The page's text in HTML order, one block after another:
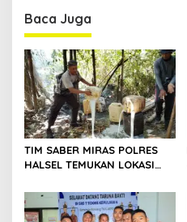
a
v
i
g
a
t
i
n
Baca Juga
TIM SABER MIRAS POLRES
HALSEL TEMUKAN LOKASI
DESA MARABOSE